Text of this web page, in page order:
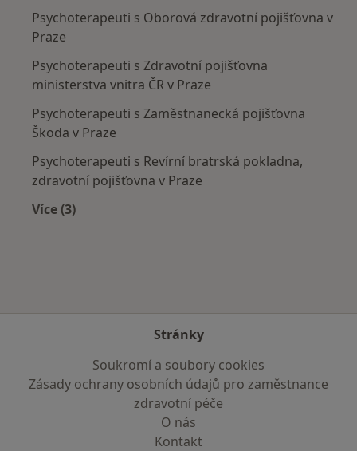
Psychoterapeuti s Oborová zdravotní pojišťovna v
Praze
Psychoterapeuti s Zdravotní pojišťovna
ministerstva vnitra ČR v Praze
Psychoterapeuti s Zaměstnanecká pojišťovna
Škoda v Praze
Psychoterapeuti s Revírní bratrská pokladna,
zdravotní pojišťovna v Praze
Více (3)
Stránky
Soukromí a soubory cookies
Zásady ochrany osobních údajů pro zaměstnance
zdravotní péče
O nás
Kontakt